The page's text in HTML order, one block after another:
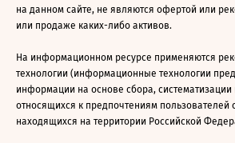
на данном сайте, не являются офертой или
или продаже каких-либо активов.
На информационном ресурсе применяются
технологии (информационные технологии
информации на основе сбора,
относящихся к предпочтениям пользователей
находящихся на территории Российской